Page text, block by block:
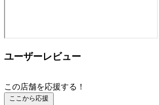
ユーザーレビュー
この店舗を応援する！
ここから応援